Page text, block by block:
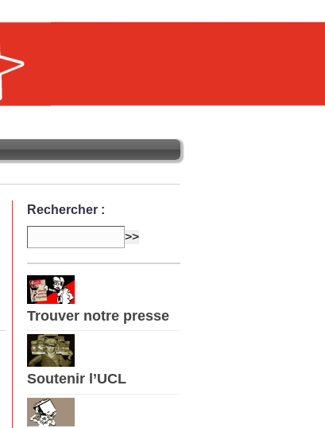
Rechercher :
Trouver notre presse
Soutenir l’UCL